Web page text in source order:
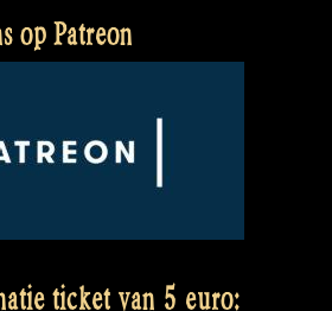
op Patreon
ticket van 5 euro: